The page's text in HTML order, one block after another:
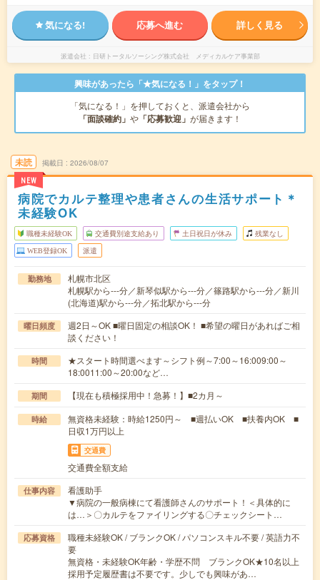
気になる! 応募へ進む 詳しく見る
派遣会社 日研トータルソーシング株式会社 メディカルケア事業部
興味があったら「★気になる！」をタップ！
「気になる！」を押しておくと、派遣会社から
「面談確約」 や 「応募歓迎」 が届きます！
未読
NEW
掲載日 2026/08/07
病院でカルテ整理や患者さんの生活サポート＊
未経験OK
職種未経験OK 交通費別途支給あり 土日祝日が休み 残業なし
WEB登録OK 派遣
勤務地
札幌市北区
札幌駅から---分／新琴似駅から---分／篠路駅から---分／新川
(北海道)駅から---分／拓北駅から---分
曜日頻度
週2日～OK ■曜日固定の相談OK！ ■希望の曜日があればご相
談ください！
時間
★スタート時間選べます～シフト例～7:00～16:009:00～
18:0011:00～20:00など…
期間 【現在も積極採用中！急募！】■2カ月～
時給
無資格未経験：時給1250円～ ■週払いOK ■扶養内OK ■
日収1万円以上
交通費
交通費全額支給
仕事内容
看護助手
▼病院の一般病棟にて看護師さんのサポート！＜具体的に
は…＞〇カルテをファイリングする〇チェックシート…
応募資格
職種未経験OK / ブランクOK / パソコンスキル不要 / 英語力不
要
無資格・未経験OK年齢・学歴不問 ブランクOK★10名以上
採用予定履歴書は不要です。少しでも興味があ…